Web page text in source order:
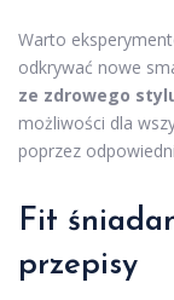
Warto
odkrywać nowe
ze zdrowego
możliwości dla
poprzez
Fit
przepisy